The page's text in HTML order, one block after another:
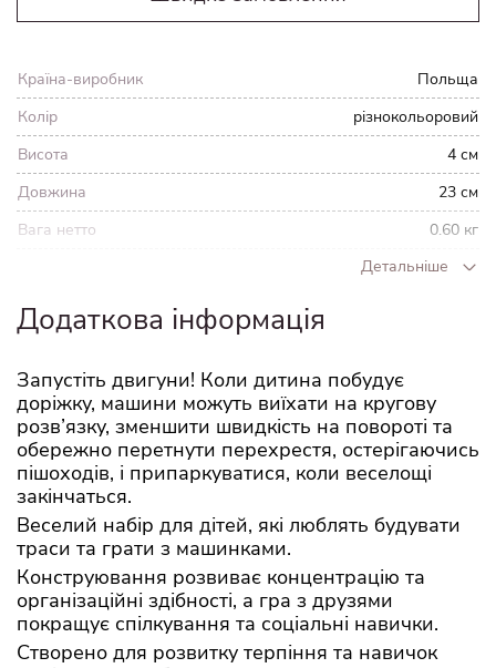
Країна-виробник
Польща
Колір
різнокольоровий
Висота
4 см
Довжина
23 см
Вага нетто
0.60 кг
1.9 л
Ваги
Вага
Детальніше
Додаткова інформація
Запустіть двигуни! Коли дитина побудує
доріжку, машини можуть виїхати на кругову
розв’язку, зменшити швидкість на повороті та
обережно перетнути перехрестя, остерігаючись
пішоходів, і припаркуватися, коли веселощі
закінчаться.
Веселий набір для дітей, які люблять будувати
траси та грати з машинками.
Конструювання розвиває концентрацію та
організаційні здібності, а гра з друзями
покращує спілкування та соціальні навички.
Створено для розвитку терпіння та навичок